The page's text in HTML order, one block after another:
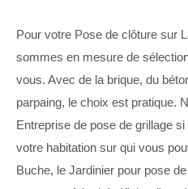
Pour votre Pose de clôture sur
sommes en mesure de
vous. Avec de la brique, du
parpaing, le choix est pratique.
Entreprise de pose de grillage
votre habitation sur qui vous
Buche, le Jardinier pour pose